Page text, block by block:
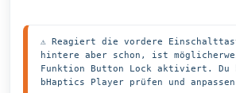
⚠️ Reagiert die vordere
hintere aber schon, ist
Funktion Button Lock aktiviert. Du
bHaptics Player prüfen und